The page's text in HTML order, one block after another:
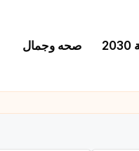
صحه وجمال